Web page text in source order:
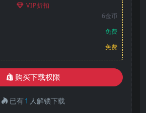
VIP折扣
6金币
免费
免费
购买下载权限
已有1 人解锁下载